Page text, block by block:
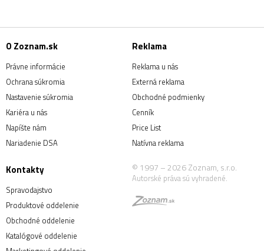
O Zoznam.sk
Právne informácie
Ochrana súkromia
Nastavenie súkromia
Kariéra u nás
Napíšte nám
Nariadenie DSA
Reklama
Reklama u nás
Externá reklama
Obchodné podmienky
Cenník
Price List
Natívna reklama
Kontakty
Spravodajstvo
Produktové oddelenie
Obchodné oddelenie
Katalógové oddelenie
© 1997 – 2026 Zoznam, s.r.o.
Autorské práva sú vyhradené.